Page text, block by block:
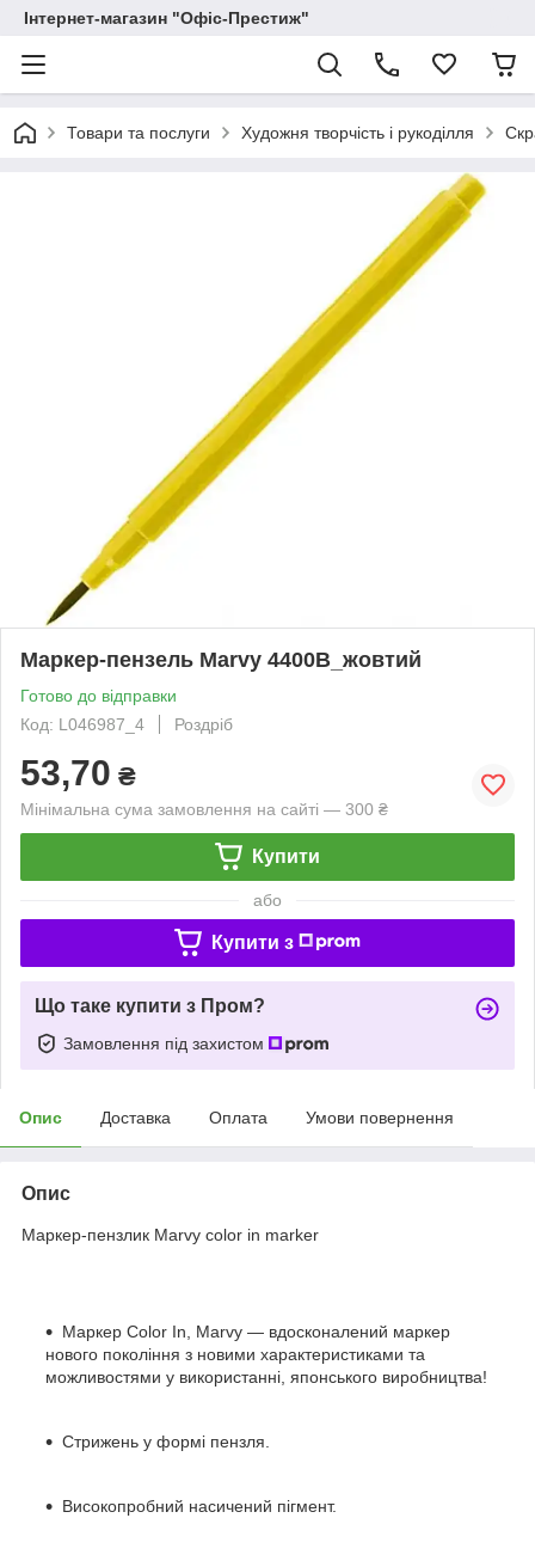
Інтернет-магазин "Офіс-Престиж"
Товари та послуги Художня творчість і рукоділля
Маркер-пензель Marvy 4400B_жовтий
Готово до відправки
Код: L046987_4
Роздріб
53,70 ₴
Мінімальна сума замовлення на сайті — 300 ₴
Купити
або
Купити з
Що таке купити з Пром?
Замовлення під захистом
Опис Доставка Оплата Умови повернення
Опис
Маркер-пензлик Marvy color in marker
Маркер Color In, Marvy — вдосконалений маркер
нового покоління з новими характеристиками та
можливостями у використанні, японського виробництва!
Стрижень у формі пензля.
Високопробний насичений пігмент.